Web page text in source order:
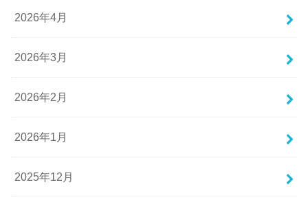
2026年4月
2026年3月
2026年2月
2026年1月
2025年12月